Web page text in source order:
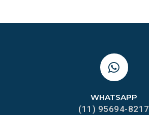
WHATSAPP
(11) 95694-8217